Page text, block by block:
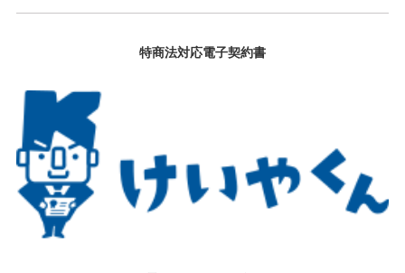
特商法対応電子契約書